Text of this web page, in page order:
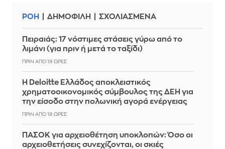
ΡΟΗ ΔΗΜΟΦΙΛΗ ΣΧΟΛΙΑΣΜΕΝΑ
Πειραιάς: 17 νόστιμες στάσεις γύρω από το
λιμάνι (για πριν ή μετά το ταξίδι)
ΠΡΙΝ ΑΠΌ 18 ΏΡΕΣ
Η Deloitte Ελλάδος αποκλειστικός
χρηματοοικονομικός σύμβουλος της ΔΕΗ για
την είσοδο στην πολωνική αγορά ενέργειας
ΠΡΙΝ ΑΠΌ 18 ΏΡΕΣ
ΠΑΣΟΚ για αρχειοθέτηση υποκλοπών: Όσο οι
αρχειοθετήσεις συνεχίζονται, οι σκιές